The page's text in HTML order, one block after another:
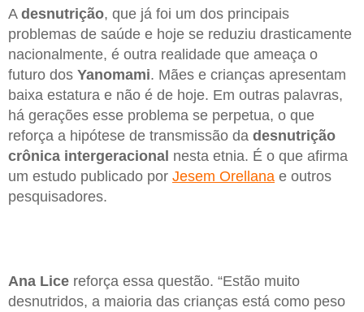
A desnutrição, que já foi um dos principais
problemas de saúde e hoje se reduziu drasticamente
nacionalmente, é outra realidade que ameaça o
futuro dos Yanomami. Mães e crianças apresentam
baixa estatura e não é de hoje. Em outras palavras,
há gerações esse problema se perpetua, o que
reforça a hipótese de transmissão da desnutrição
crônica intergeracional nesta etnia. É o que afirma
um estudo publicado por Jesem Orellana e outros
pesquisadores.
Ana Lice reforça essa questão. “Estão muito
desnutridos, a maioria das crianças está como peso